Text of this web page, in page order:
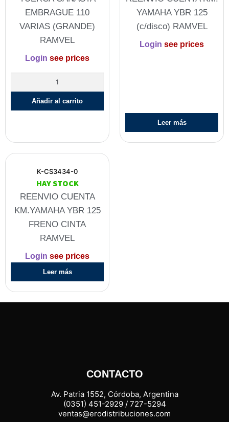
EMBRAGUE 110
VARIAS (GRANDE)
RAMVEL
Login see prices
Añadir al carrito
YAMAHA YBR 125
(c/disco) RAMVEL
Login see prices
Leer más
K-CS3434-0
HAY STOCK
REENVIO CUENTA
KM.YAMAHA YBR 125
FRENO CINTA
RAMVEL
Login see prices
Leer más
CONTACTO
Av. Patria 1552, Córdoba, Argentina
(0351) 451-2929 / 727-5294
ventas@erodistribuciones.com